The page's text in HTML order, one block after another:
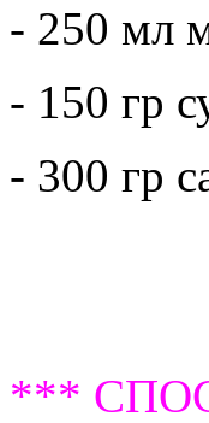
- 250 мл
- 150 гр
- 300 гр
***